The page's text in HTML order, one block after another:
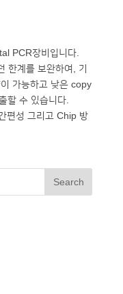
PCR장비입니다.
한계를 보완하여, 기
가능하고 낮은 copy
할 수 있습니다.
편성 그리고 Chip 방